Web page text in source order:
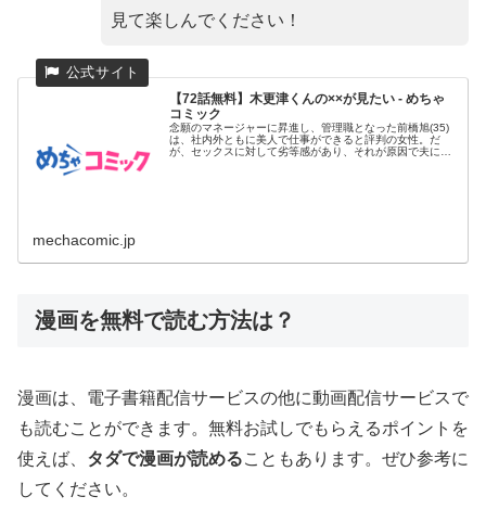
見て楽しんでください！
【72話無料】木更津くんの××が見たい - めちゃ
コミック
念願のマネージャーに昇進し、管理職となった前橋旭(35)
は、社内外ともに美人で仕事ができると評判の女性。だ
が、セックスに対して劣等感があり、それが原因で夫にも
mechacomic.jp
漫画を無料で読む方法は？
漫画は、電子書籍配信サービスの他に動画配信サービスで
も読むことができます。無料お試しでもらえるポイントを
使えば、 タダで漫画が読めることもあります。ぜひ参考に
してください。